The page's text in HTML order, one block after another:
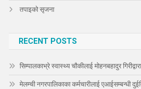
तपाइको सृजना
RECENT POSTS
सिम्पालकाभ्रे स्वास्थ्य चौकीलाई मोहनबहादुर
मेलम्ची नगरपालिकाका कर्मचारीलाई एआईसम्बन्धी